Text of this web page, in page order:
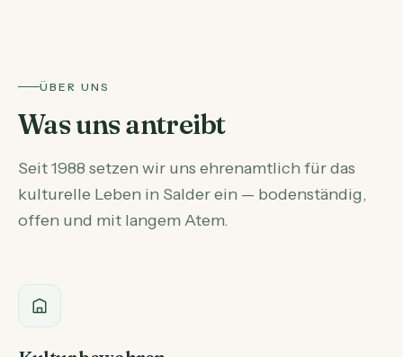
ÜBER UNS
Was uns antreibt
Seit 1988 setzen wir uns ehrenamtlich für das
kulturelle Leben in Salder ein — bodenständig,
offen und mit langem Atem.